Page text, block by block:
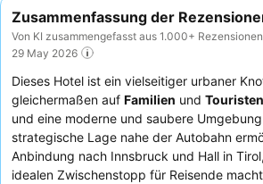
Zusammenfassung der
Von KI zusammengefasst aus 1.000+
29 May 2026
Dieses Hotel ist ein vielseitiger urbaner
gleichermaßen auf Familien und Touristen
und eine moderne und saubere
strategische Lage nahe der Autobahn
Anbindung nach Innsbruck und Hall in
idealen Zwischenstopp für Reisende